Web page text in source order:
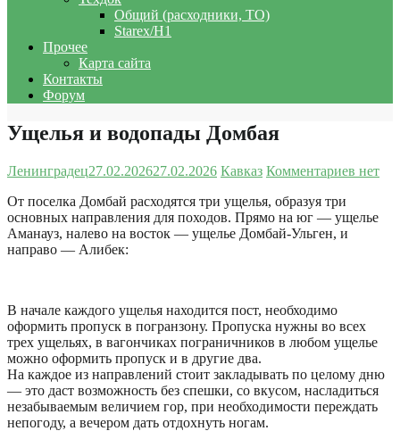
Общий (расходники, ТО)
Starex/H1
Прочее
Карта сайта
Контакты
Форум
Ущелья и водопады Домбая
Ленинградец27.02.202627.02.2026 Кавказ Комментариев нет
От поселка Домбай расходятся три ущелья, образуя три
основных направления для походов. Прямо на юг — ущелье
Аманауз, налево на восток — ущелье Домбай-Ульген, и
направо — Алибек:
В начале каждого ущелья находится пост, необходимо
оформить пропуск в погранзону. Пропуска нужны во всех
трех ущельях, в вагончиках пограничников в любом ущелье
можно оформить пропуск и в другие два.
На каждое из направлений стоит закладывать по целому дню
— это даст возможность без спешки, со вкусом, насладиться
незабываемым величием гор, при необходимости переждать
непогоду, а вечером дать отдохнуть ногам.